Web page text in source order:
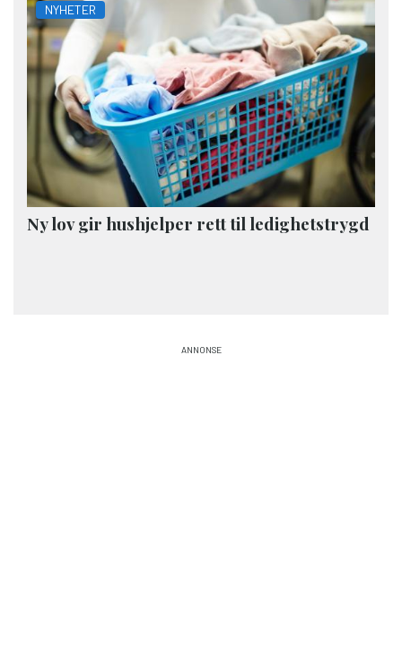
NYHETER
Ny lov gir hushjelper rett til ledighetstrygd